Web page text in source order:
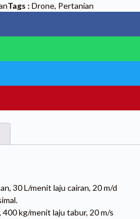
Tags : Drone, Pertanian
30 L/menit laju cairan, 20 m/d
kg/menit laju tabur, 20 m/s